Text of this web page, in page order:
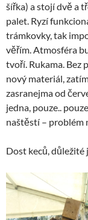
šířka) a stojí dvě a
palet. Ryzí
trámkovky, tak
věřím. Atmosféra
tvoří. Rukama. Bez
nový materiál,
zasranejma od
jedna, pouze..
naštěstí – problém
Dost keců, důležité